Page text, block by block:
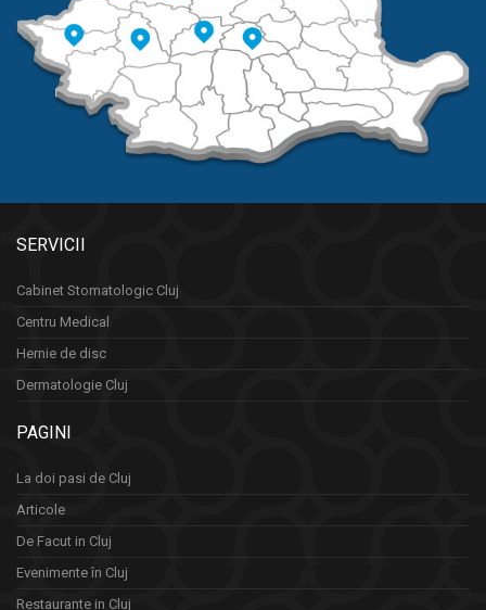
SERVICII
Cabinet Stomatologic Cluj
Centru Medical
Hernie de disc
Dermatologie Cluj
PAGINI
La doi pasi de Cluj
Articole
De Facut in Cluj
Evenimente în Cluj
Restaurante in Cluj